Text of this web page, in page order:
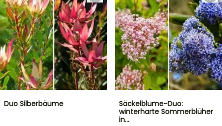
Duo Silberbäume
Säckelblume-Duo:
winterharte Sommerblüher
in…